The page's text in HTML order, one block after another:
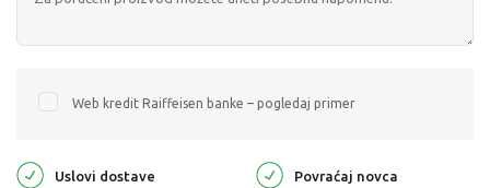
Web kredit Raiffeisen banke – pogledaj primer
Uslovi dostave Povraćaj novca